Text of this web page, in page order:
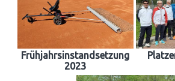
Frühjahrsinstandsetzung
2023